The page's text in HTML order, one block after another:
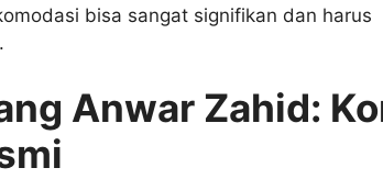
bisa sangat signifikan dan harus
Anwar Zahid: